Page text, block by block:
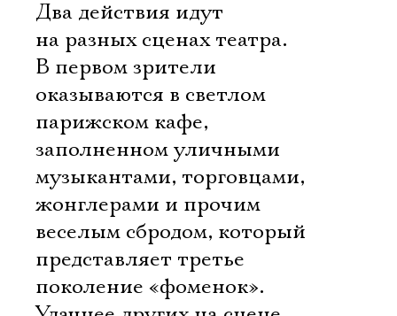
Два действия идут
на разных сценах театра.
В первом зрители
оказываются в светлом
парижском кафе,
заполненном уличными
музыкантами, торговцами,
жонглерами и прочим
веселым сбродом, который
представляет третье
поколение «фоменок».